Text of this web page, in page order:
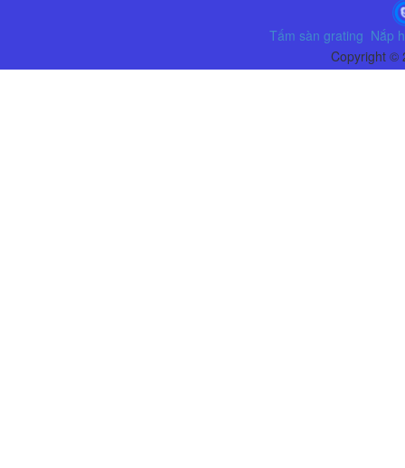
Tấm sàn grating Nắp
Copyright ©